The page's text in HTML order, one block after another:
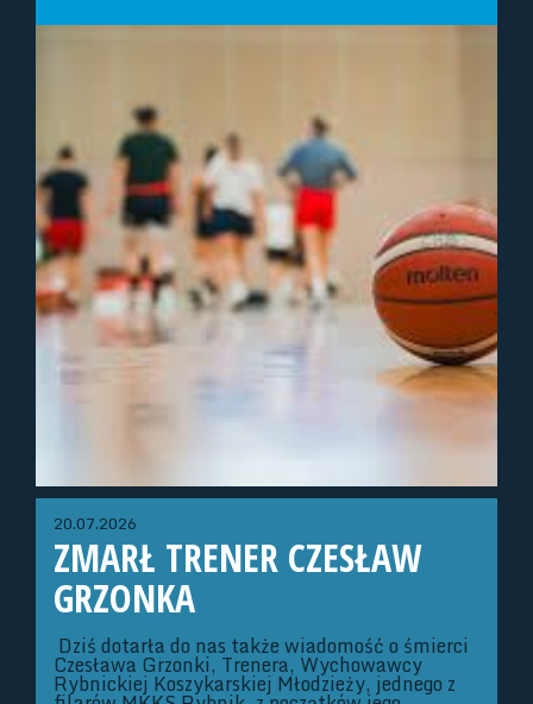
20.07.2026
ZMARŁ TRENER CZESŁAW
GRZONKA
Dziś dotarła do nas także wiadomość o śmierci
Czesława Grzonki, Trenera, Wychowawcy
Rybnickiej Koszykarskiej Młodzieży, jednego z